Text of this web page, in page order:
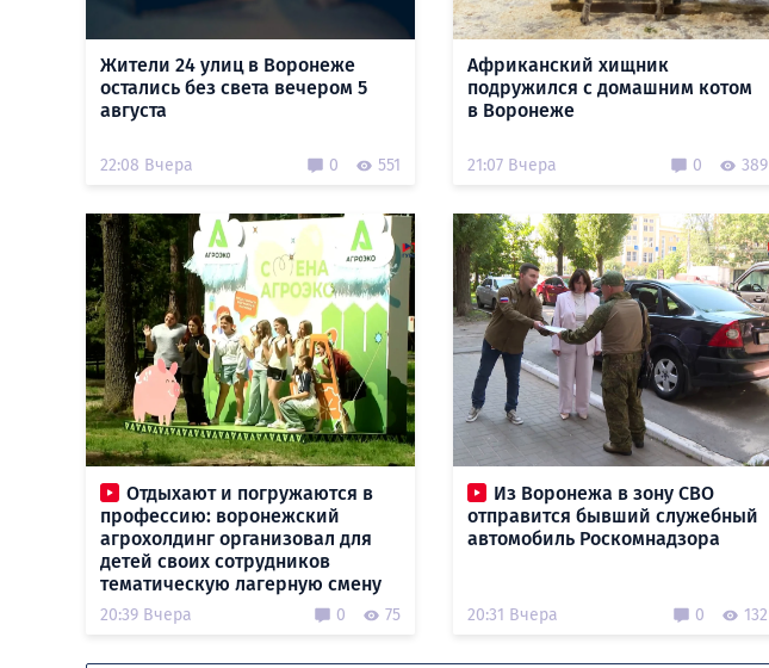
Жители 24 улиц в Воронеже
остались без света вечером 5
августа
22:08 Вчера 0 551
Африканский хищник
подружился с домашним котом
в Воронеже
21:07 Вчера 0 389
Отдыхают и погружаются в
профессию: воронежский
агрохолдинг организовал для
детей своих сотрудников
тематическую лагерную смену
20:39 Вчера 0 75
Из Воронежа в зону СВО
отправится бывший служебный
автомобиль Роскомнадзора
20:31 Вчера 0 132